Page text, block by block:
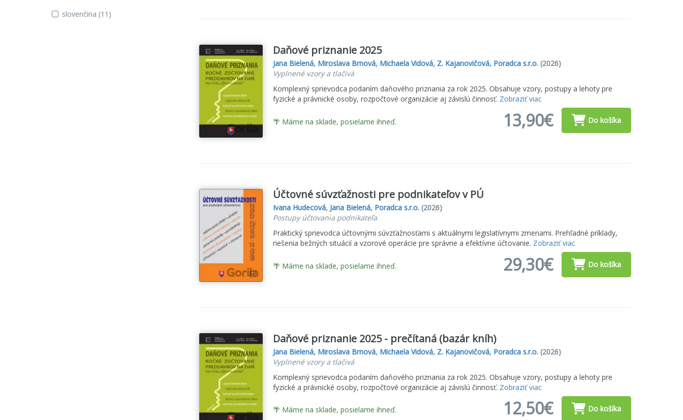
slovenčina (11)
Daňové priznanie 2025
Jana Bielená, Miroslava Brnová, Michaela Vidová, Z. Kajanovičová, Poradca s.r.o.(2026)
Vyplnené vzory a tlačivá
Komplexný sprievodca podaním daňového priznania za rok 2025. Obsahuje vzory, postupy a lehoty pre
fyzické a právnické osoby, rozpočtové organizácie aj závislú činnosť. Zobraziť viac
🌴 Máme na sklade, posielame ihneď. 13,90€ Do košíka
Účtovné súvzťažnosti pre podnikateľov v PÚ
Ivana Hudecová, Jana Bielená, Poradca s.r.o.(2026)
Postupy účtovania podnikateľa
Praktický sprievodca účtovnými súvzťažnosťami s aktuálnymi legislatívnymi zmenami. Prehľadné príklady,
riešenia bežných situácií a vzorové operácie pre správne a efektívne účtovanie. Zobraziť viac
🌴 Máme na sklade, posielame ihneď. 29,30€ Do košíka
Daňové priznanie 2025 - prečítaná (bazár kníh)
Jana Bielená, Miroslava Brnová, Michaela Vidová, Z. Kajanovičová, Poradca s.r.o.(2026)
Vyplnené vzory a tlačivá
Komplexný sprievodca podaním daňového priznania za rok 2025. Obsahuje vzory, postupy a lehoty pre
fyzické a právnické osoby, rozpočtové organizácie aj závislú činnosť. Zobraziť viac
🌴 Máme na sklade, posielame ihneď. 12,50€ Do košíka